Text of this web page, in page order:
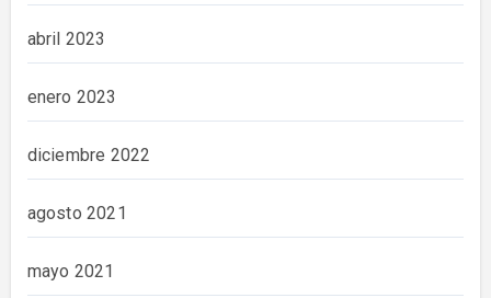
abril 2023
enero 2023
diciembre 2022
agosto 2021
mayo 2021